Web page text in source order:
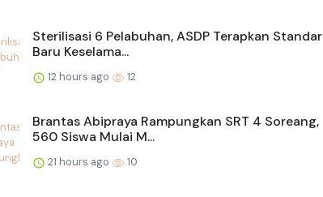
Sterilisasi 6 Pelabuhan, ASDP Terapkan Standar
Baru Keselama...
12 hours ago 12
Brantas Abipraya Rampungkan SRT 4 Soreang,
560 Siswa Mulai M...
21 hours ago 10